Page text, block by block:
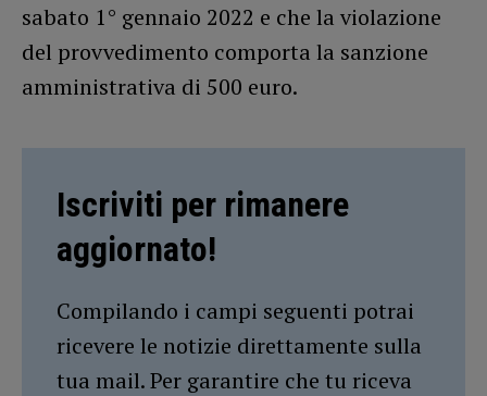
sabato 1° gennaio 2022 e che la violazione
del provvedimento comporta la sanzione
amministrativa di 500 euro.
Iscriviti per rimanere
aggiornato!
Compilando i campi seguenti potrai
ricevere le notizie direttamente sulla
tua mail. Per garantire che tu riceva